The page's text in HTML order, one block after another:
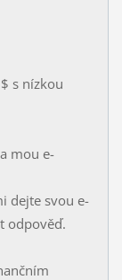
s nízkou
mou e-
dejte svou e-
odpověď.